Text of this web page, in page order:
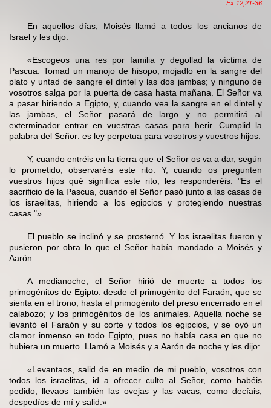
Ex 12,21-36
En aquellos días, Moisés llamó a todos los ancianos de
Israel y les dijo:
«Escogeos una res por familia y degollad la víctima de
Pascua. Tomad un manojo de hisopo, mojadlo en la sangre del
plato y untad de sangre el dintel y las dos jambas; y ninguno de
vosotros salga por la puerta de casa hasta mañana. El Señor va
a pasar hiriendo a Egipto, y, cuando vea la sangre en el dintel y
las jambas, el Señor pasará de largo y no permitirá al
exterminador entrar en vuestras casas para herir. Cumplid la
palabra del Señor: es ley perpetua para vosotros y vuestros hijos.
Y, cuando entréis en la tierra que el Señor os va a dar, según
lo prometido, observaréis este rito. Y, cuando os pregunten
vuestros hijos qué significa este rito, les responderéis: "Es el
sacrificio de la Pascua, cuando el Señor pasó junto a las casas de
los israelitas, hiriendo a los egipcios y protegiendo nuestras
casas."»
El pueblo se inclinó y se prosternó. Y los israelitas fueron y
pusieron por obra lo que el Señor había mandado a Moisés y
Aarón.
A medianoche, el Señor hirió de muerte a todos los
primogénitos de Egipto: desde el primogénito del Faraón, que se
sienta en el trono, hasta el primogénito del preso encerrado en el
calabozo; y los primogénitos de los animales. Aquella noche se
levantó el Faraón y su corte y todos los egipcios, y se oyó un
clamor inmenso en todo Egipto, pues no había casa en que no
hubiera un muerto. Llamó a Moisés y a Aarón de noche y les dijo:
«Levantaos, salid de en medio de mi pueblo, vosotros con
todos los israelitas, id a ofrecer culto al Señor, como habéis
pedido; llevaos también las ovejas y las vacas, como decíais;
despedíos de mí y salid.»